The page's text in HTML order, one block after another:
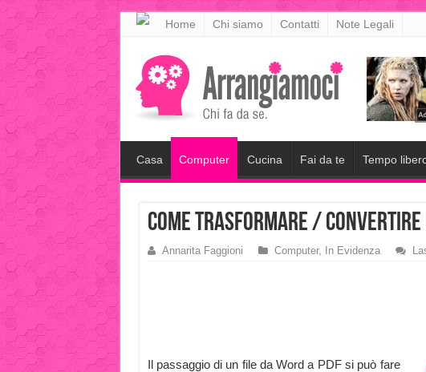
meritking
giriş
kingroyal
giriş
Home Chi siamo Contatti Note Legali
Casa Computer Cucina Fai da te Tempo
Come trasformare / convertire
Annarita Faggioni Computer, In Evidenza
Il passaggio di un file da Word a PDF si può fare